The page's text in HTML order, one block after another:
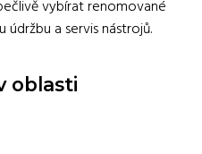
vybírat renomované
a servis nástrojů.
oblasti